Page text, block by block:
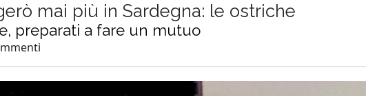
mai più in Sardegna: le ostriche
preparati a fare un mutuo